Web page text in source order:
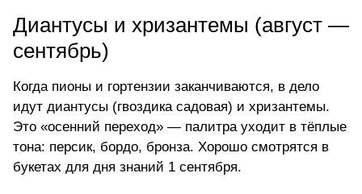
Диантусы и хризантемы (август —
сентябрь)
Когда пионы и гортензии заканчиваются, в дело
идут диантусы (гвоздика садовая) и хризантемы.
Это «осенний переход» — палитра уходит в тёплые
тона: персик, бордо, бронза. Хорошо смотрятся в
букетах для дня знаний 1 сентября.